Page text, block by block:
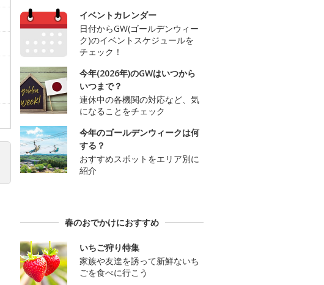
イベントカレンダー
日付からGW(ゴールデンウィー
ク)のイベントスケジュールを
チェック！
今年(2026年)のGWはいつから
いつまで？
連休中の各機関の対応など、気
になることをチェック
今年のゴールデンウィークは何
する？
おすすめスポットをエリア別に
紹介
春のおでかけにおすすめ
いちご狩り特集
家族や友達を誘って新鮮ないち
ごを食べに行こう